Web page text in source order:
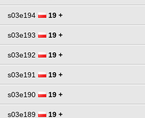
s03e194 19 +
s03e193 19 +
s03e192 19 +
s03e191 19 +
s03e190 19 +
s03e189 19 +